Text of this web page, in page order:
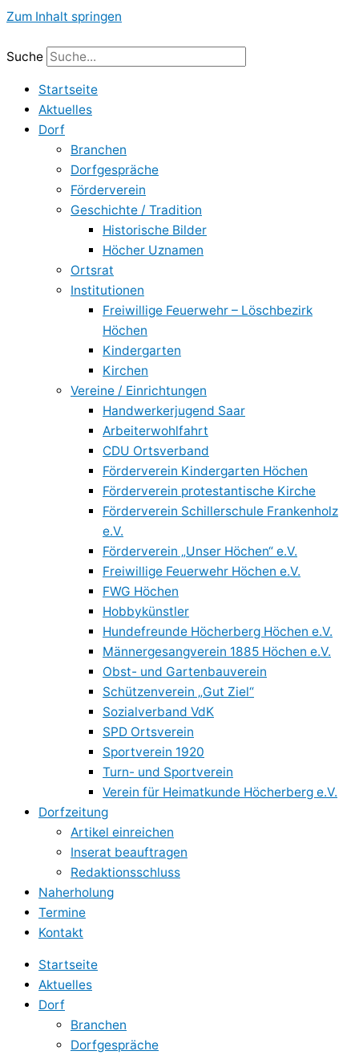
Zum Inhalt springen
Suche
Startseite
Aktuelles
Dorf
Branchen
Dorfgespräche
Förderverein
Geschichte / Tradition
Historische Bilder
Höcher Uznamen
Ortsrat
Institutionen
Freiwillige Feuerwehr – Löschbezirk
Höchen
Kindergarten
Kirchen
Vereine / Einrichtungen
Handwerkerjugend Saar
Arbeiterwohlfahrt
CDU Ortsverband
Förderverein Kindergarten Höchen
Förderverein protestantische Kirche
Förderverein Schillerschule Frankenholz
e.V.
Förderverein „Unser Höchen“ e.V.
Freiwillige Feuerwehr Höchen e.V.
FWG Höchen
Hobbykünstler
Hundefreunde Höcherberg Höchen e.V.
Männergesangverein 1885 Höchen e.V.
Obst- und Gartenbauverein
Schützenverein „Gut Ziel“
Sozialverband VdK
SPD Ortsverein
Sportverein 1920
Turn- und Sportverein
Verein für Heimatkunde Höcherberg e.V.
Dorfzeitung
Artikel einreichen
Inserat beauftragen
Redaktionsschluss
Naherholung
Termine
Kontakt
Startseite
Aktuelles
Dorf
Branchen
Dorfgespräche